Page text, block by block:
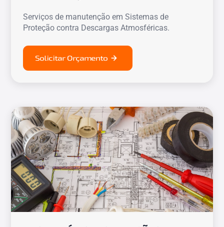
Serviços de manutenção em Sistemas de
Proteção contra Descargas Atmosféricas.
Solicitar Orçamento